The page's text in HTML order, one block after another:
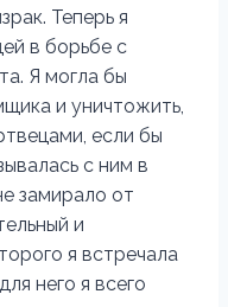
Теперь я
в борьбе с
Я могла бы
и уничтожить,
если бы
с ним в
замирало от
и
я встречала
него я всего